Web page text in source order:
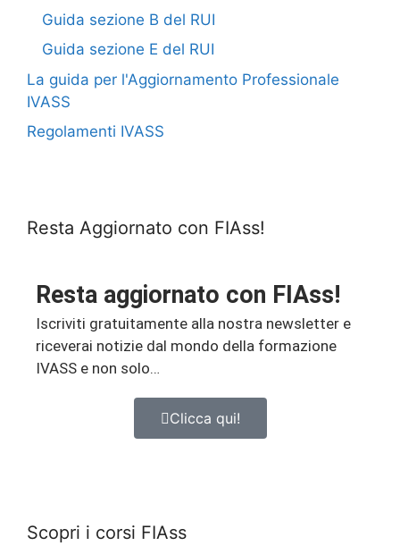
Guida sezione B del RUI
Guida sezione E del RUI
La guida per l'Aggiornamento Professionale
IVASS
Regolamenti IVASS
Resta Aggiornato con FIAss!
Resta aggiornato con FIAss!
Iscriviti gratuitamente alla nostra newsletter e
riceverai notizie dal mondo della formazione
IVASS e non solo…
Clicca qui!
Scopri i corsi FIAss